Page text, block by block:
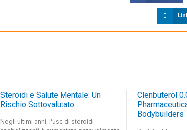
Steroidi e Salute Mentale: Un
Rischio Sottovalutato
Negli ultimi anni, l’uso di steroidi
Clenbuterol
Bodybuilders